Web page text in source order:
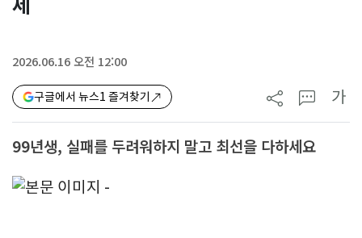
세
2026.06.16 오전 12:00
구글에서 뉴스1 즐겨찾기 가
99년생, 실패를 두려워하지 말고 최선을 다하세요